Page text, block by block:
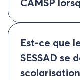
CAMSP
Est-ce que
SESSAD se